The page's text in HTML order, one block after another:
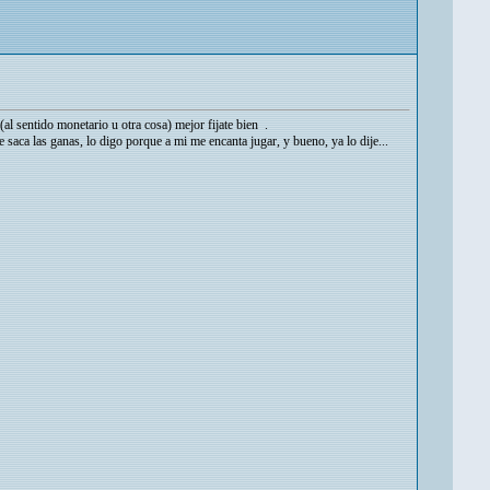
sentido monetario u otra cosa) mejor fijate bien .
las ganas, lo digo porque a mi me encanta jugar, y bueno, ya lo dije...